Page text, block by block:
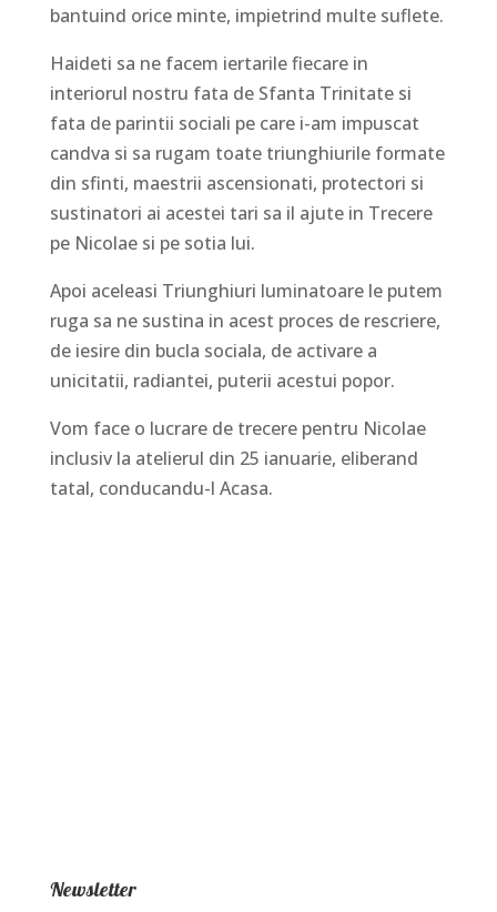
bantuind orice minte, impietrind multe suflete.
Haideti sa ne facem iertarile fiecare in
interiorul nostru fata de Sfanta Trinitate si
fata de parintii sociali pe care i-am impuscat
candva si sa rugam toate triunghiurile formate
din sfinti, maestrii ascensionati, protectori si
sustinatori ai acestei tari sa il ajute in Trecere
pe Nicolae si pe sotia lui.
Apoi aceleasi Triunghiuri luminatoare le putem
ruga sa ne sustina in acest proces de rescriere,
de iesire din bucla sociala, de activare a
unicitatii, radiantei, puterii acestui popor.
Vom face o lucrare de trecere pentru Nicolae
inclusiv la atelierul din 25 ianuarie, eliberand
tatal, conducandu-l Acasa.
Newsletter